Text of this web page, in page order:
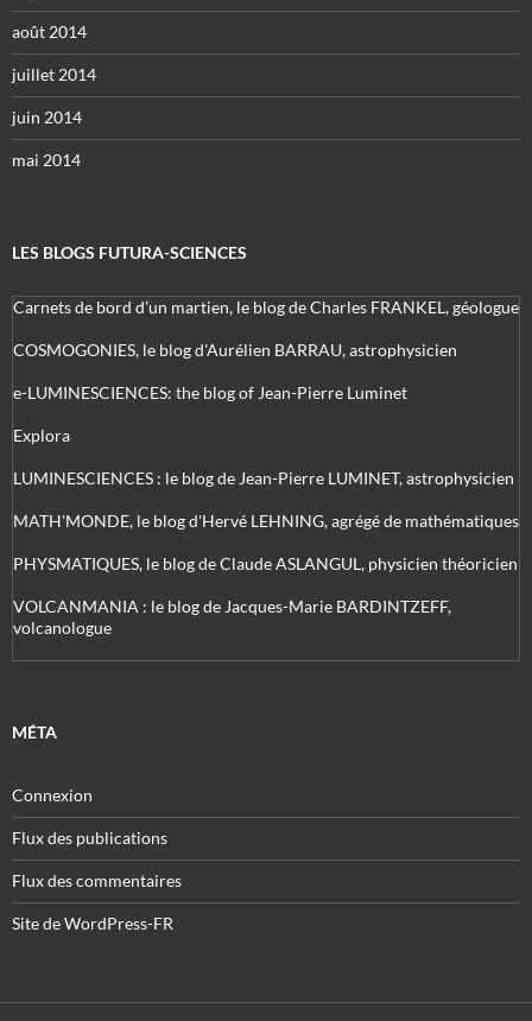
août 2014
juillet 2014
juin 2014
mai 2014
LES BLOGS FUTURA-SCIENCES
Carnets de bord d’un martien, le blog de Charles FRANKEL, géologue
COSMOGONIES, le blog d'Aurélien BARRAU, astrophysicien
e-LUMINESCIENCES: the blog of Jean-Pierre Luminet
Explora
LUMINESCIENCES : le blog de Jean-Pierre LUMINET, astrophysicien
MATH'MONDE, le blog d'Hervé LEHNING, agrégé de mathématiques
PHYSMATIQUES, le blog de Claude ASLANGUL, physicien théoricien
VOLCANMANIA : le blog de Jacques-Marie BARDINTZEFF,
volcanologue
MÉTA
Connexion
Flux des publications
Flux des commentaires
Site de WordPress-FR